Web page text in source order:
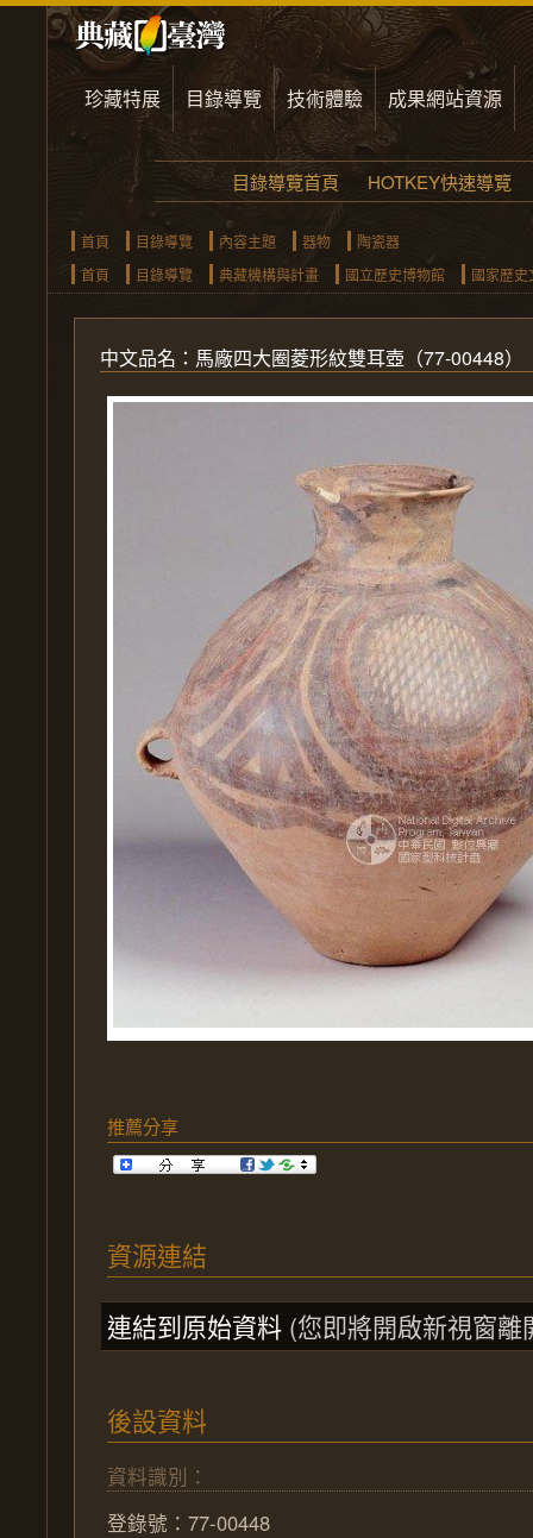
珍藏特展 目錄導覽 技術體驗 成果網站資源
目錄導覽首頁 HOTKEY快速導覽
首頁 目錄導覽 內容主題 器物
陶瓷器
首頁
目錄導覽 典藏機構與計畫 國立歷史博物館 國家歷
中文品名：馬廠四大圈菱形紋雙耳壺 （77-00448）
推薦分享
資源連結
連結到原始資料 (您即將開啟新視窗離
後設資料
資料識別：
登錄號：77-00448